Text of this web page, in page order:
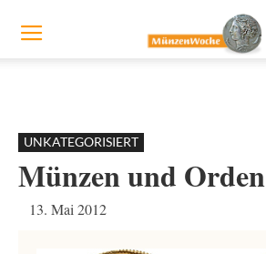
UNKATEGORISIERT
Münzen und Orden
13. Mai 2012